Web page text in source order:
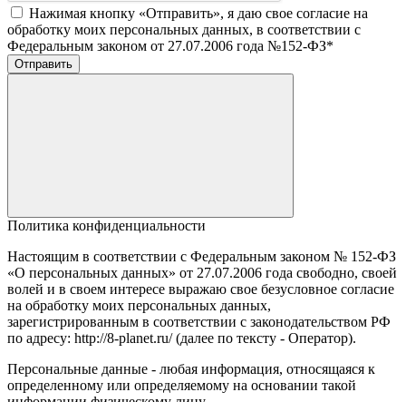
Нажимая кнопку «Отправить», я даю свое согласие на
обработку моих персональных данных, в соответствии с
Федеральным законом от 27.07.2006 года №152-ФЗ*
Отправить
Политика конфиденциальности
Настоящим в соответствии с Федеральным законом № 152-ФЗ
«О персональных данных» от 27.07.2006 года свободно, своей
волей и в своем интересе выражаю свое безусловное согласие
на обработку моих персональных данных,
зарегистрированным в соответствии с законодательством РФ
по адресу: http://8-planet.ru/ (далее по тексту - Оператор).
Персональные данные - любая информация, относящаяся к
определенному или определяемому на основании такой